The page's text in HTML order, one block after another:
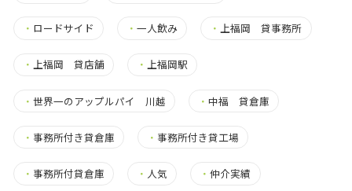
・ ロードサイド ・一人飲み ・上福岡 貸事務所
・ 上福岡 貸店舗 ・上福岡駅
・ 世界一のアップルパイ 川越 ・中福 貸倉庫
・ 事務所付き貸倉庫 ・ 事務所付き貸工場
・ 事務所付貸倉庫 ・ 人気 ・仲介実績